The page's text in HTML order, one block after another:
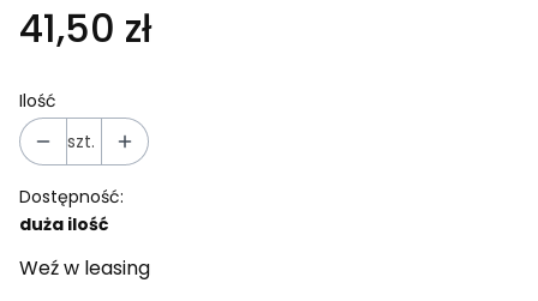
41,50 zł
Ilość
szt.
Dostępność:
duża ilość
Weź w leasing